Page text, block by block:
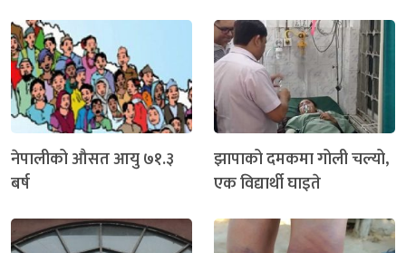
नेपालीको औसत आयु ७१.३
बर्ष
झापाको दमकमा गोली चल्यो,
एक विद्यार्थी घाइते